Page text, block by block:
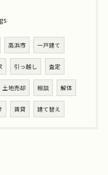
高浜市 一戸建て
引っ越し 査定
土地売却 相談 解体
賃貸 建て替え